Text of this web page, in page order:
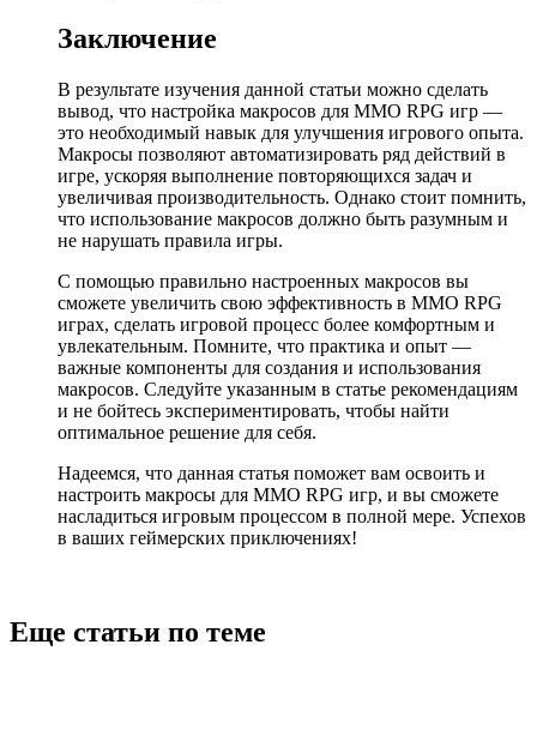
Заключение
В результате изучения данной статьи можно сделать
вывод, что настройка макросов для MMO RPG игр —
это необходимый навык для улучшения игрового опыта.
Макросы позволяют автоматизировать ряд действий в
игре, ускоряя выполнение повторяющихся задач и
увеличивая производительность. Однако стоит помнить,
что использование макросов должно быть разумным и
не нарушать правила игры.
С помощью правильно настроенных макросов вы
сможете увеличить свою эффективность в MMO RPG
играх, сделать игровой процесс более комфортным и
увлекательным. Помните, что практика и опыт —
важные компоненты для создания и использования
макросов. Следуйте указанным в статье рекомендациям
и не бойтесь экспериментировать, чтобы найти
оптимальное решение для себя.
Надеемся, что данная статья поможет вам освоить и
настроить макросы для MMO RPG игр, и вы сможете
насладиться игровым процессом в полной мере. Успехов
в ваших геймерских приключениях!
Еще статьи по теме